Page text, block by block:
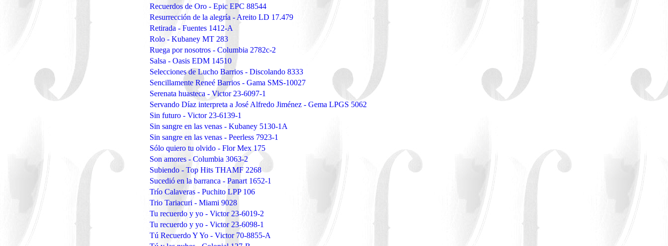
Recuerdos de Oro - Epic EPC 88544
Resurrección de la alegría - Areito LD 17.479
Retirada - Fuentes 1412-A
Rolo - Kubaney MT 283
Ruega por nosotros - Columbia 2782c-2
Salsa - Oasis EDM 14510
Selecciones de Lucho Barrios - Discolando 8333
Sencillamente Reneé Barrios - Gama SMS-10027
Serenata huasteca - Victor 23-6097-1
Servando Díaz interpreta a José Alfredo Jiménez - Gema LPGS 5062
Sin futuro - Victor 23-6139-1
Sin sangre en las venas - Kubaney 5130-1A
Sin sangre en las venas - Peerless 7923-1
Sólo quiero tu olvido - Flor Mex 175
Son amores - Columbia 3063-2
Subiendo - Top Hits THAMF 2268
Sucedió en la barranca - Panart 1652-1
Trío Calaveras - Puchito LPP 106
Trio Tariacuri - Miami 9028
Tu recuerdo y yo - Victor 23-6019-2
Tu recuerdo y yo - Victor 23-6098-1
Tú Recuerdo Y Yo - Victor 70-8855-A